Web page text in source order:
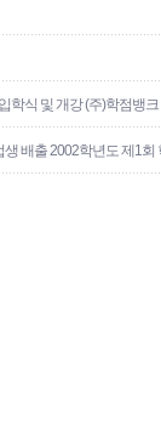
학식 및 개강 (주)학점뱅
배출 2002학년도 제1회